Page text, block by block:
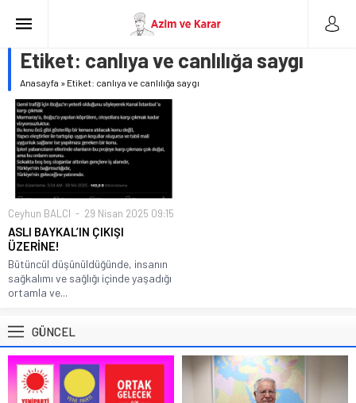
Etiket: canlıya ve canlılığa saygı
Anasayfa » Etiket: canlıya ve canlılığa saygı
Ceyhun BALCI 29 Nisan 2025 09:15
ASLI BAYKAL’IN ÇIKIŞI
ÜZERİNE!
Bütüncül düşünüldüğünde, insanın
sağkalımı ve sağlığı içinde yaşadığı
ortamla ve...
GÜNCEL